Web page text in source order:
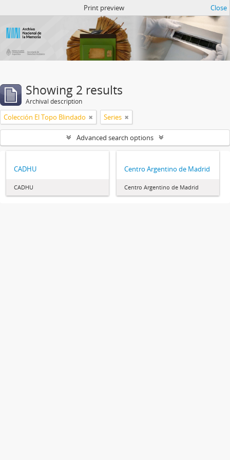
Print preview Close
Showing 2 results
Archival description
Colección El Topo Blindado Series
Advanced search options
CADHU
CADHU
Centro Argentino de Madrid
Centro Argentino de Madrid